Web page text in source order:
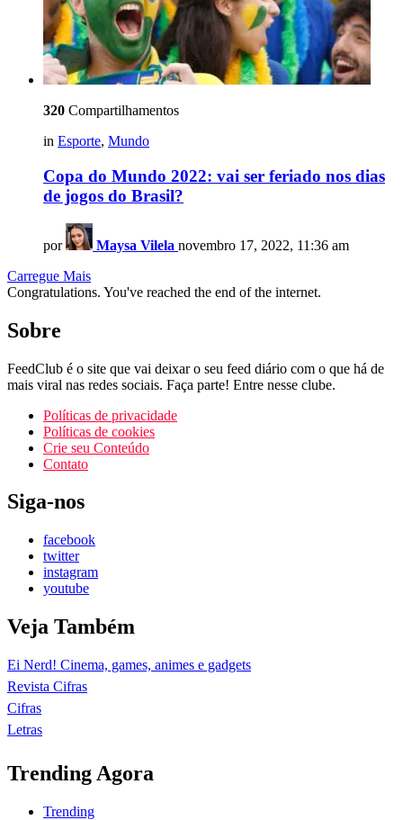
320 Compartilhamentos
in Esporte, Mundo
Copa do Mundo 2022: vai ser feriado nos dias
de jogos do Brasil?
por Maysa Vilela novembro 17, 2022, 11:36 am
Carregue Mais
Congratulations. You've reached the end of the internet.
Sobre
FeedClub é o site que vai deixar o seu feed diário com o que há de
mais viral nas redes sociais. Faça parte! Entre nesse clube.
Políticas de privacidade
Políticas de cookies
Crie seu Conteúdo
Contato
Siga-nos
facebook
twitter
instagram
youtube
Veja Também
Ei Nerd! Cinema, games, animes e gadgets
Revista Cifras
Cifras
Letras
Trending Agora
Trending